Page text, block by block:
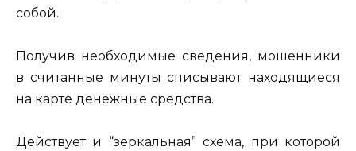
собой.
Получив необходимые сведения, мошенники
в считанные минуты списывают находящиеся
на карте денежные средства.
Действует и “зеркальная” схема, при которой